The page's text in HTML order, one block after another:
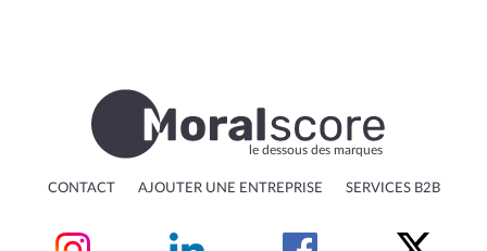
le dessous des marques
CONTACT AJOUTER UNE ENTREPRISE SERVICES B2B